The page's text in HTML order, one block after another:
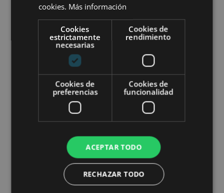
eselegir un nicho que sea rentable
todos los temas son realmente rentables, ya
que algunos no tienen un buen número de
anunciantes o estos anunciantes pagan poco
El segundo paso es
generar un contenido
original y relevante
, nada de copiar los
artículos de otros.
para el sitio.
Para conseguir esto hay que
crear una buenaestrategia de divulgación y
aplicar las técnicas de SEO– Search Engine
Optimization- para destacar las páginas de del
cookies. Más información
Cookies
estrictamente
necesarias
Cookies de
rendimiento
Cookies de
preferencias
Cookies de
funcionalidad
ACEPTAR TODO
RECHAZAR TODO